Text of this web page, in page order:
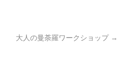
大人の曼荼羅ワークショップ →